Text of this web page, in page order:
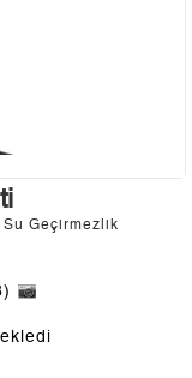
Su Geçirmezlik